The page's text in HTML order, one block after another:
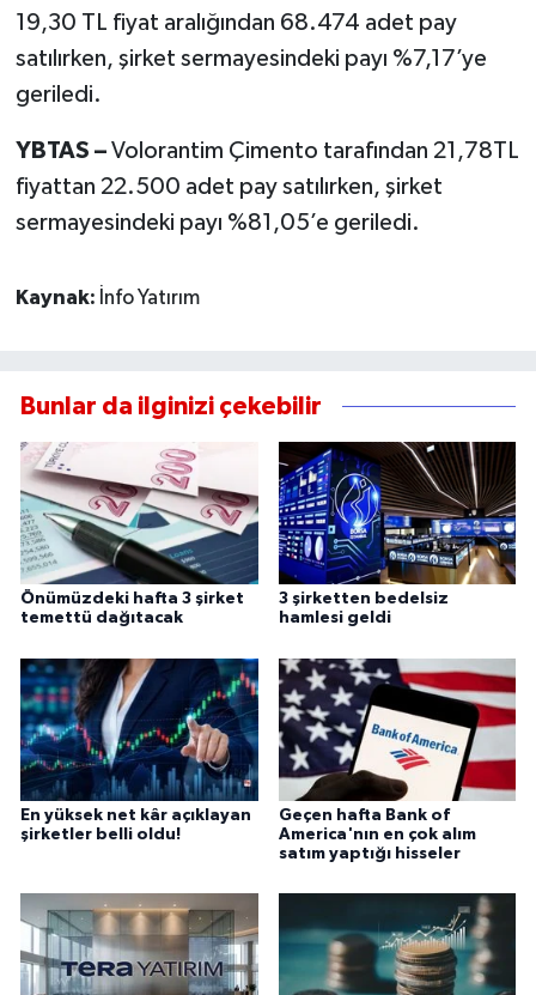
19,30 TL fiyat aralığından 68.474 adet pay
satılırken, şirket sermayesindeki payı %7,17’ye
geriledi.
YBTAS – Volorantim Çimento tarafından 21,78TL
fiyattan 22.500 adet pay satılırken, şirket
sermayesindeki payı %81,05’e geriledi.
Kaynak: İnfo Yatırım
Bunlar da ilginizi çekebilir
Önümüzdeki hafta 3 şirket
temettü dağıtacak
3 şirketten bedelsiz
hamlesi geldi
En yüksek net kâr açıklayan
şirketler belli oldu!
Geçen hafta Bank of
America'nın en çok alım
satım yaptığı hisseler